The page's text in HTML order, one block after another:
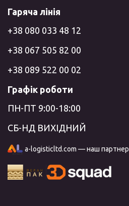
Гаряча лінія
+38 080 033 48 12
+38 067 505 82 00
+38 089 522 00 02
Графік роботи
ПН-ПТ 9:00-18:00
СБ-НД ВИХІДНИЙ
a-logisticltd.com — наш партнер